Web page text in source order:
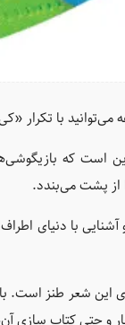
با تکرار
است که
از پشت می‌بندد.
با دنیای
این شعر طنز است.